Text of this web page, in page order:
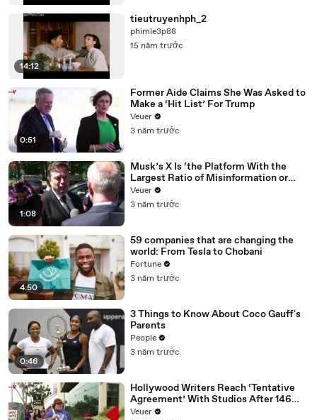
14:12
tieutruyenhph_2
phimle3p88
15 năm trước
0:51
Former Aide Claims She Was Asked to
Make a ‘Hit List’ For Trump
Veuer
3 năm trước
1:08
Musk’s X Is ‘the Platform With the
Largest Ratio of Misinformation or
Disinformation’ Amongst All Social
Media Platforms
Veuer
3 năm trước
4:50
59 companies that are changing the
world: From Tesla to Chobani
Fortune
3 năm trước
0:46
3 Things to Know About Coco Gauff's
Parents
People
3 năm trước
Hollywood Writers Reach ‘Tentative
Agreement’ With Studios After 146
Day Strike
Veuer